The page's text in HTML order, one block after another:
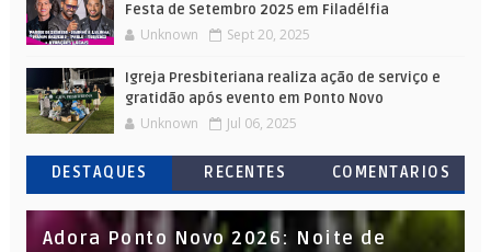
Festa de Setembro 2025 em Filadélfia
Unknown Sept 20, 2025
Igreja Presbiteriana realiza ação de serviço e
gratidão após evento em Ponto Novo
Unknown Jul 06, 2025
DESTAQUES RECENTES COMENTARIOS
Adora Ponto Novo 2026: Noite de